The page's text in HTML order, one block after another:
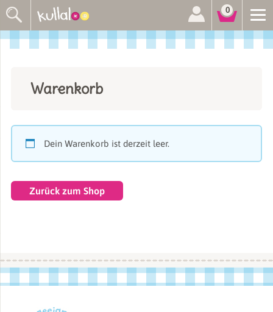
0
Suchen
nach:
Warenkorb
Dein Warenkorb ist derzeit leer.
Zurück zum Shop